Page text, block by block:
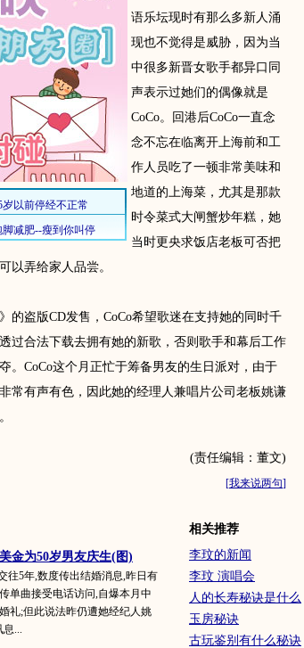
语乐坛现时有那么多新人涌
现也不觉得是威胁，因为当
中很多新晋女歌手都异口同
声表示过她们的偶像就是
CoCo。回港后CoCo一直念
念不忘在临离开上海前和工
作人员吃了一顿非常美味和
地道的上海菜，尤其是那款
时令菜式大闸蟹炒年糕，她
当时更央求饭店老板可否把
以弄给家人品尝。
盗版CD发售，CoCo希望歌迷在支持她的同时千
过合法下载去拥有她的新歌，否则歌手和幕后工作
。CoCo这个月正忙于筹备男友的生日派对，由于
常有声有色，因此她的经理人兼唱片公司老板姚谦
(责任编辑：董文)
[我来说两句]
金为50岁男友庆生(图)
往5年,数度传出结婚消息,昨日有
单曲接受电话访问,自爆本月中
礼;但此说法昨仍遭她经纪人姚
...
相关推荐
李玟的新闻
李玟 演唱会
人的长寿秘诀是什么
玉房秘诀
古玩鉴别有什么秘诀